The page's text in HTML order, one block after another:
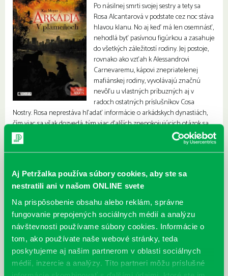
Aj Petržalka používa súbory cookies, aby ste sa
nestratili ani v našom ONLINE svete
Na prispôsobenie obsahu alebo reklám, správne
fungovanie prepojených sociálnych médií a analýzu
návštevnosti používame súbory cookies. Informácie o
tom, ako používate naše webové stránky, teda
poskytujeme aj našim partnerom v oblasti sociálnych
médií, inzercie a analýzy. Títo partneri môžu príslušné
Po násilnej smrti svojej sestry a tety sa
Rosa Alcantarová v podstate cez noc stáva
hlavou klanu. No aj keď má len osemnásť,
nehodlá byť pasívnou figúrkou a zasahuje
do všetkých záležitostí rodiny. Jej postoje,
rovnako ako vzťah k Alessandrovi
Carnevaremu, kápovi znepriatelenej
mafiánskej rodiny, vyvolávajú značnú
nevôľu u vlastných príbuzných aj v
radoch ostatných príslušníkov Cosa
Nostry. Rosa neprestáva hľadať informácie o arkádskych dynastiách,
čím viac sa však dozvedá, tým viac ďalších znepokojujúcich otázok sa
pred ňou vynára.